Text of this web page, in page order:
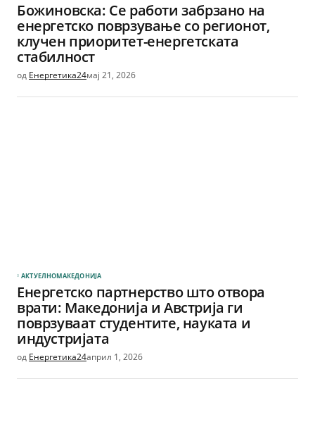
Божиновска: Се работи забрзано на
енергетско поврзување со регионот,
клучен приоритет-енергетската
стабилност
од Енергетика24мај 21, 2026
АКТУЕЛНОМАКЕДОНИЈА
Енергетско партнерство што отвора
врати: Македонија и Австрија ги
поврзуваат студентите, науката и
индустријата
од Енергетика24април 1, 2026